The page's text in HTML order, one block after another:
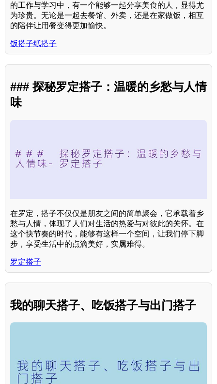
的工作与学习中，有一个能够一起分享美食的人，显得尤
为珍贵。无论是一起去餐馆、外卖，还是在家做饭，相互
的陪伴让用餐变得更加愉快。
饭搭子纸搭子
### 探秘罗定搭子：温暖的乡愁与人情
味
在罗定，搭子不仅仅是朋友之间的简单聚会，它承载着乡
愁与人情，体现了人们对生活的热爱与对彼此的关怀。在
这个快节奏的时代，能够有这样一个空间，让我们停下脚
步，享受生活中的点滴美好，实属难得。
罗定搭子
我的聊天搭子、吃饭搭子与出门搭子